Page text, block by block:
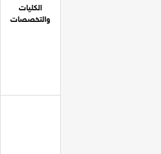
الكليات
والتخصصات